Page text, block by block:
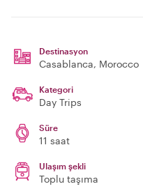
Destinasyon
Casablanca, Morocco
Kategori
Day Trips
Süre
11 saat
Ulaşım şekli
Toplu taşıma